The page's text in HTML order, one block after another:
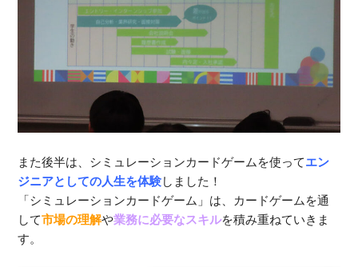
また後半は、シミュレーションカードゲームを使ってエン
ジニアとしての人生を体験しました！
「シミュレーションカードゲーム」は、カードゲームを通
して市場の理解や業務に必要なスキルを積み重ねていきま
す。